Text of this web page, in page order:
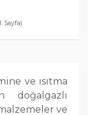
Sayfa)
ve ısıtma
doğalgazlı
ve